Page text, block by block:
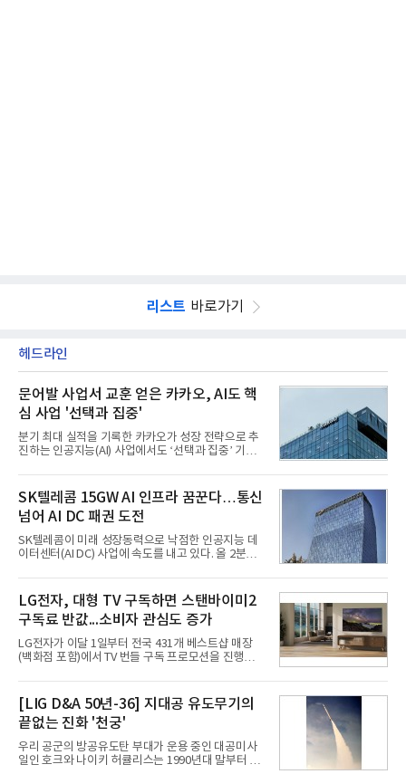
리스트 바로가기
헤드라인
문어발 사업서 교훈 얻은 카카오, AI도 핵
심 사업 '선택과 집중'
분기 최대 실적을 기록한 카카오가 성장 전략으로 추
진하는 인공지능(AI) 사업에서도 ‘선택과 집중’ 기조
라 투자에 나서는 것과 달리, 카카오는 ‘카카오톡’이
라는 플랫폼 경쟁력을 활용한 AI 에이전트 서비스에
집중하는 전략이다. 과거 무리한 사업 확장 과정에서
겪었던 시행착오를 되풀이하지 않고 핵심 역량에 집
중하겠다는 취지로 풀이된다.7일 업계에 따르면 카카
오는 올해 2분기 연결 기준 매출 2조985억원, 영업이
익 2770억원을 기록했다. 전년 동기 대비 매출과 영업
은 4884억
SK텔레콤 15GW AI 인프라 꿈꾼다…통신
넘어 AI DC 패권 도전
SK텔레콤이 미래 성장동력으로 낙점한 인공지능 데
이터센터(AI DC) 사업에 속도를 내고 있다. 올 2분기
는 2035년까지 총 15GW(기가와트) 규모의 AI DC를
구축하겠다는 대형 청사진을 제시하면서다. 이에 따
라 경쟁 구도 역시 이동통신사인 KT, LG유플러스를
넘어 네이버, 삼성SDS 등 IT 인프라 기업으로 확장되
고 있다.7일 SK텔레콤에 따르면 회사는 올해 2분기
연결 기준 매출 4조 3591억원, 영업이익 5660억원을
기록했다. 매출은 전년 동기 대비 0.5%, 영업이익은
따른 기저효과가 실
LG전자, 대형 TV 구독하면 스탠바이미2
구독료 반값...소비자 관심도 증가
LG전자가 이달 1일부터 전국 431개 베스트샵 매장
(백화점 포함)에서 TV 번들 구독 프로모션을 진행하고
인해주는 프로모션이다.대상 제품은 65·77·83형 올
레드, 75·86·100형 마이크로 RGB, 75·86형 미니
RGB 등 거실용 TV로 인기가 높은 베스트셀러 TV 20
개 모델이며, 동시 구독 계약 시 스탠바이미2(모델명
27LX6TPGA) 구독료를 50% 할인 받을 수 있다. 프로
모션 대상 모델과 혜택, 구독료 등 프로모션 세부 사항
은 베스트샵 판매 매니저에게 문의하면 자세히 안내
[LIG D&A 50년-36] 지대공 유도무기의
끝없는 진화 '천궁'
우리 공군의 방공유도탄 부대가 운용 중인 대공미사
일인 호크와 나이키 허큘리스는 1990년대 말부터 성